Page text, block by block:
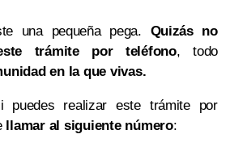
una pequeña pega. Quizás no
trámite por teléfono, todo
en la que vivas.
puedes realizar este trámite por
llamar al siguiente número: